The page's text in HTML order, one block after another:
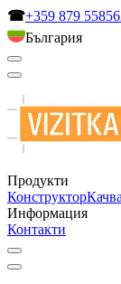
☎+359 879
България
Продукти
Конструктор
Информация
Контакти